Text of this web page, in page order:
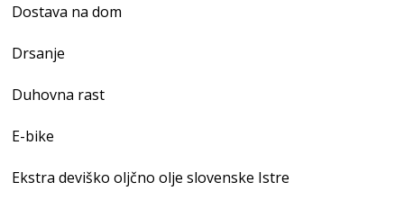
Dostava na dom
Drsanje
Duhovna rast
E-bike
Ekstra deviško oljčno olje slovenske Istre